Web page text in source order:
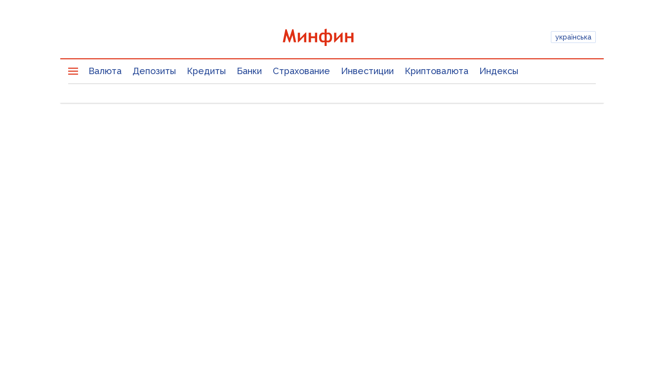
українська
Валюта Депозиты Кредиты Банки Страхование Инвестиции Криптовалюта Индексы